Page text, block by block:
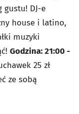
gustu! DJ-e
house i latino,
muzyki
Godzina: 21:00 -
25 zł
ze sobą